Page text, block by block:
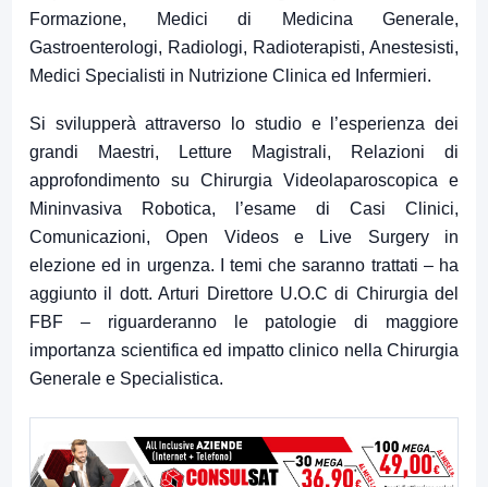
Formazione, Medici di Medicina Generale,
Gastroenterologi, Radiologi, Radioterapisti, Anestesisti,
Medici Specialisti in Nutrizione Clinica ed Infermieri.
Si svilupperà attraverso lo studio e l’esperienza dei
grandi Maestri, Letture Magistrali, Relazioni di
approfondimento su Chirurgia Videolaparoscopica e
Mininvasiva Robotica, l’esame di Casi Clinici,
Comunicazioni, Open Videos e Live Surgery in
elezione ed in urgenza. I temi che saranno trattati – ha
aggiunto il dott. Arturi Direttore U.O.C di Chirurgia del
FBF
– riguarderanno le patologie di maggiore
importanza scientifica ed impatto clinico nella Chirurgia
Generale e Specialistica.